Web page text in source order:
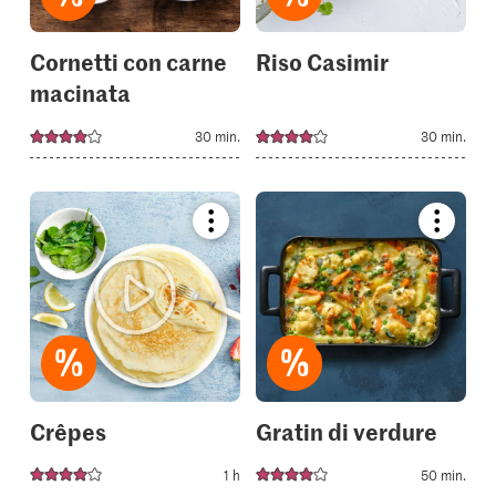
Cornetti con carne
macinata
30 min.
Riso Casimir
30 min.
Bookmark
recipe
or
add
it
to
your
collections.
Crêpes
1 h
recipe
or
add
it
to
your
Gratin di verdure
50 min.